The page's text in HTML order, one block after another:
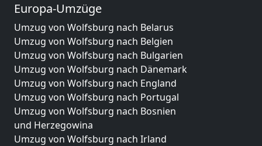
Europa-Umzüge
Umzug von Wolfsburg nach Belarus
Umzug von Wolfsburg nach Belgien
Umzug von Wolfsburg nach Bulgarien
Umzug von Wolfsburg nach Dänemark
Umzug von Wolfsburg nach England
Umzug von Wolfsburg nach Portugal
Umzug von Wolfsburg nach Bosnien
und Herzegowina
Umzug von Wolfsburg nach Irland